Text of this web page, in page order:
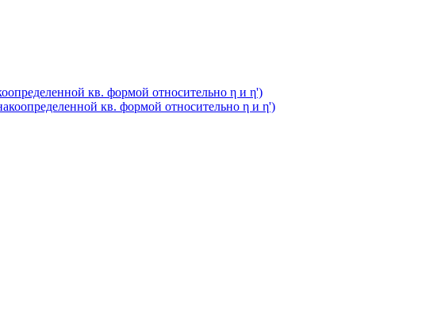
кв. формой относительно η и η')
кв. формой относительно η и η')